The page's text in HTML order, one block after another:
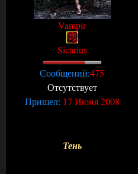
Vampir
Sicarius
Сообщений:475
Отсутствует
Пришел: 17 Июня 2008
Тень